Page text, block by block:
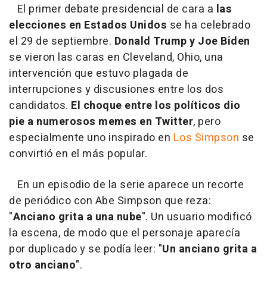
El primer debate presidencial de cara a las
elecciones en Estados Unidos se ha celebrado
el 29 de septiembre. Donald Trump y Joe Biden
se vieron las caras en Cleveland, Ohio, una
intervención que estuvo plagada de
interrupciones y discusiones entre los dos
candidatos. El choque entre los políticos dio
pie a numerosos memes en Twitter, pero
especialmente uno inspirado en Los Simpson se
convirtió en el más popular.
En un episodio de la serie aparece un recorte
de periódico con Abe Simpson que reza:
"Anciano grita a una nube". Un usuario modificó
la escena, de modo que el personaje aparecía
por duplicado y se podía leer: "Un anciano grita a
otro anciano".